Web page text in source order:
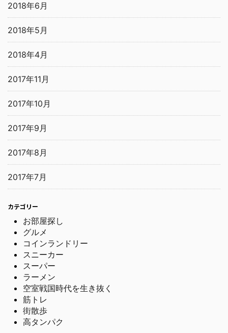
2018年6月
2018年5月
2018年4月
2017年11月
2017年10月
2017年9月
2017年8月
2017年7月
カテゴリー
お部屋探し
グルメ
コインランドリー
スニーカー
スーパー
ラーメン
空室戦国時代を生き抜く
筋トレ
街散歩
高タンパク